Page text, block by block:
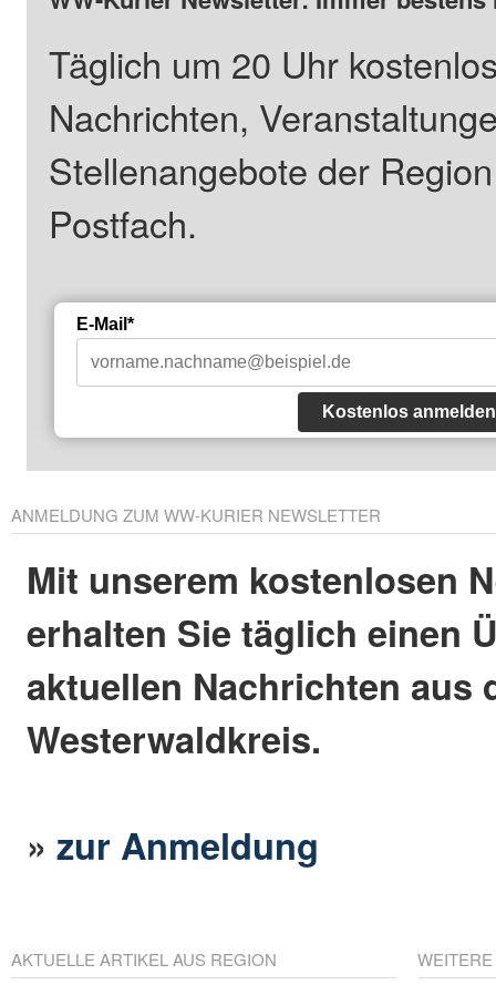
Täglich um 20 Uhr
Nachrichten,
Stellenangebote der
Postfach.
E-Mail*
Kostenlos anmelden
ANMELDUNG ZUM WW-KURIER NEWSLETTER
Mit unserem kostenlosen
erhalten Sie täglich einen
aktuellen Nachrichten aus
Westerwaldkreis.
»zur Anmeldung
AKTUELLE ARTIKEL AUS REGION